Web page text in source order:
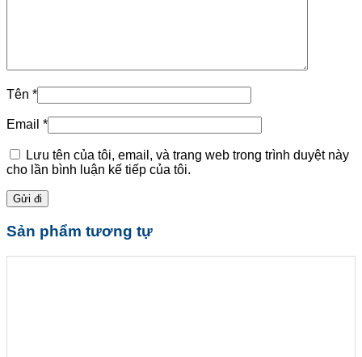
Tên *
Email *
Lưu tên của tôi, email, và trang web trong trình duyệt này
cho lần bình luận kế tiếp của tôi.
Sản phẩm tương tự